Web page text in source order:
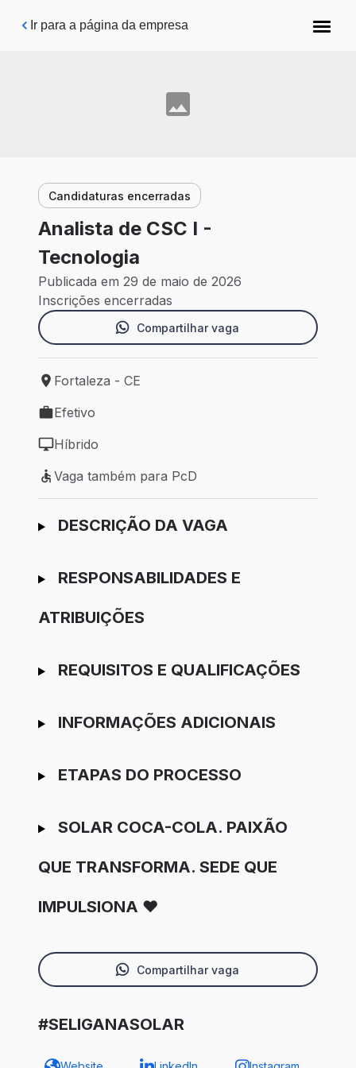
Pular para o conteúdo principal
Ir para a página da empresa
Candidaturas encerradas
Analista de CSC I -
Tecnologia
Publicada em 29 de maio de 2026
Inscrições encerradas
Compartilhar vaga
Local de trabalho: Fortaleza - CE
Fortaleza - CE
Tipo de vaga: Efetivo
Efetivo
Modelo de trabalho: Híbrido
Híbrido
Vaga também para PcD
Vaga também para PcD
Ir para candidatura
DESCRIÇÃO DA VAGA
RESPONSABILIDADES E
ATRIBUIÇÕES
REQUISITOS E QUALIFICAÇÕES
INFORMAÇÕES ADICIONAIS
ETAPAS DO PROCESSO
SOLAR COCA-COLA. PAIXÃO
QUE TRANSFORMA. SEDE QUE
IMPULSIONA ❤️
Compartilhar vaga
#SELIGANASOLAR